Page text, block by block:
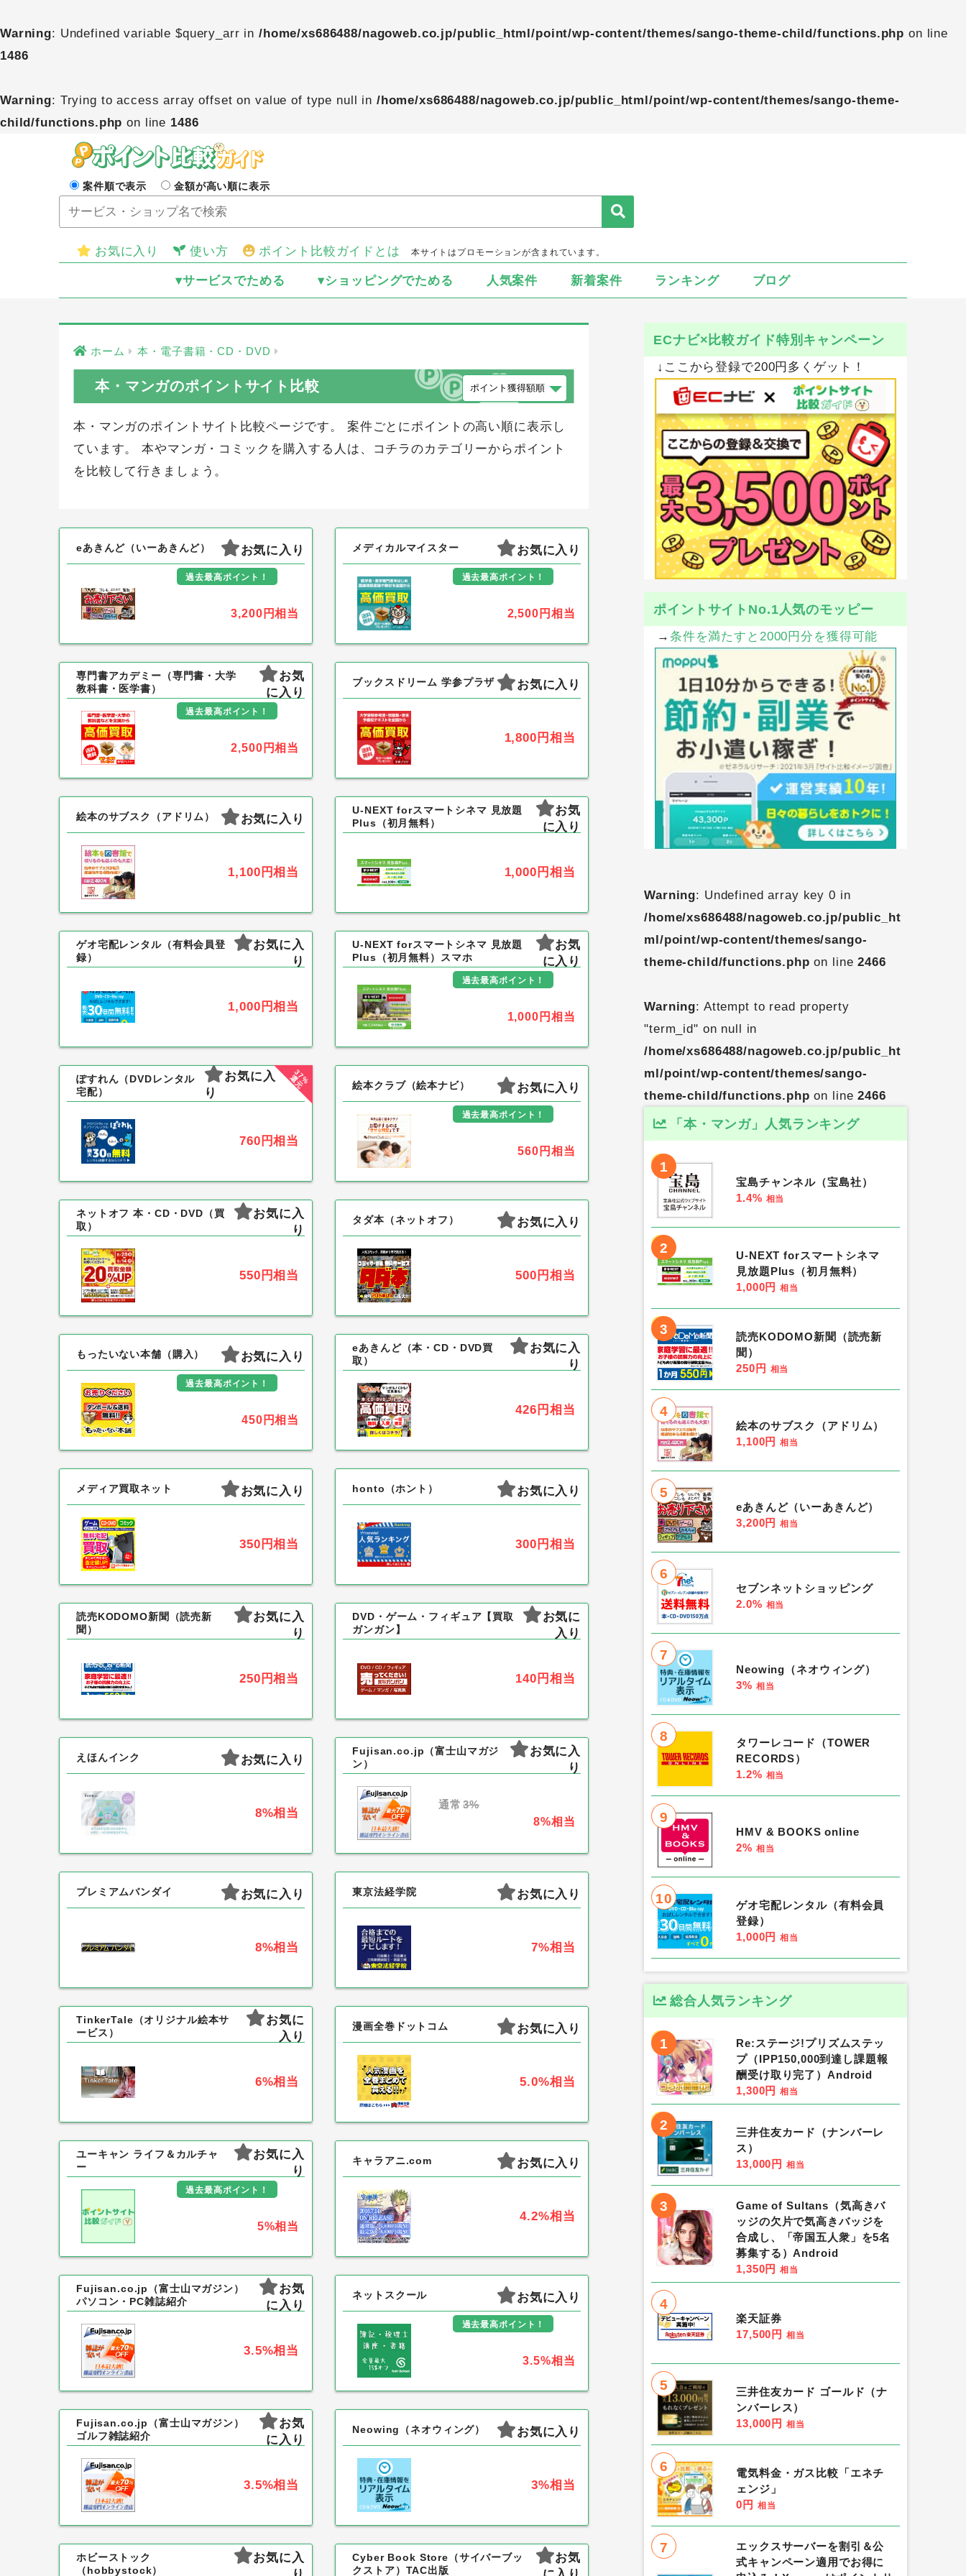
Warning: Undefined variable $query_arr in /home/xs686488/nagoweb.co.jp/public_html/point/wp-content/themes/sango-theme-child/functions.php on line
1486
Warning: Trying to access array offset on value of type null in /home/xs686488/nagoweb.co.jp/public_html/point/wp-content/themes/sango-theme-
child/functions.php on line 1486
案件順で表示 金額が高い順に表示
お気に入り 使い方 ポイント比較ガイドとは 本サイトはプロモーションが含まれています。
▾サービスでためる ▾ショッピングでためる 人気案件 新着案件 ランキング ブログ
ホーム 本・電子書籍・CD・DVD
本・マンガのポイントサイト比較
本・マンガのポイントサイト比較ページです。 案件ごとにポイントの高い順に表示し
ています。 本やマンガ・コミックを購入する人は、コチラのカテゴリーからポイント
を比較して行きましょう。
eあきんど（いーあきんど） お気に入り
過去最高ポイント！
3,200円相当
メディカルマイスター お気に入り
過去最高ポイント！
2,500円 相当
専門書アカデミー（専門書・大学
教科書・医学書）
お気
に入り
過去最高ポイント！
2,500円相当
ブックスドリーム 学参プラザ お気に入り
1,800円 相当
絵本のサブスク（アドリム） お気に入り
1,100円相当
U-NEXT forスマートシネマ 見放題
Plus（初月無料）
お気
に入り
1,000円 相当
ゲオ宅配レンタル（有料会員登
録）
お気に入
り
1,000円相当
U-NEXT forスマートシネマ 見放題
Plus（初月無料）スマホ
お気
に入り
過去最高ポイント！
1,000円 相当
37%
還元
ぽすれん（DVDレンタル
宅配）
お気に入
り
760円相当
絵本クラブ（絵本ナビ） お気に入り
過去最高ポイント！
560円 相当
ネットオフ 本・CD・DVD（買
取）
お気に入
り
550円相当
タダ本（ネットオフ） お気に入り
500円 相当
もったいない本舗（購入） お気に入り
過去最高ポイント！
450円相当
eあきんど（本・CD・DVD買
取）
お気に入
り
426円 相当
メディア買取ネット お気に入り
350円相当
honto（ホント） お気に入り
300円 相当
読売KODOMO新聞（読売新
聞）
お気に入
り
250円相当
DVD・ゲーム・フィギュア【買取
ガンガン】
お気に
入り
140円 相当
えほんインク お気に入り
8%相当
Fujisan.co.jp（富士山マガジ
ン）
お気に入
り
通常 3%
8%相当
プレミアムバンダイ お気に入り
8%相当
東京法経学院 お気に入り
7%相当
TinkerTale（オリジナル絵本サ
ービス）
お気に
入り
6%相当
漫画全巻ドットコム お気に入り
5.0%相当
ユーキャン ライフ＆カルチャ
ー
お気に入
り
過去最高ポイント！
5%相当
キャラアニ.com お気に入り
4.2%相当
Fujisan.co.jp（富士山マガジン）
パソコン・PC雑誌紹介
お気
に入り
3.5%相当
ネットスクール お気に入り
過去最高ポイント！
3.5%相当
Fujisan.co.jp（富士山マガジン）
ゴルフ雑誌紹介
お気
に入り
3.5%相当
Neowing（ネオウィング） お気に入り
3%相当
ホビーストック
（hobbystock）
お気に入
Cyber Book Store（サイバーブッ
クストア）TAC出版
お気
ECナビ×比較ガイド特別キャンペーン
↓ここから登録で200円多くゲット！
ポイントサイトNo.1人気のモッピー
→ 条件を満たすと2000円分を獲得可能
Warning: Undefined array key 0 in
/home/xs686488/nagoweb.co.jp/public_ht
ml/point/wp-content/themes/sango-
theme-child/functions.php on line2466
Warning: Attempt to read property
"term_id" on null in
/home/xs686488/nagoweb.co.jp/public_ht
ml/point/wp-content/themes/sango-
theme-child/functions.php on line2466
「本・マンガ」人気ランキング
1
宝島チャンネル（宝島社）
1.4% 相当
2
U-NEXT forスマートシネマ
見放題Plus（初月無料）
1,000円 相当
3
読売KODOMO新聞（読売新
聞）
250円 相当
4
絵本のサブスク（アドリム）
1,100円 相当
5
eあきんど（いーあきんど）
3,200円 相当
6
セブンネットショッピング
2.0% 相当
7
Neowing（ネオウィング）
3% 相当
8
タワーレコード（TOWER
RECORDS）
1.2% 相当
9
HMV & BOOKS online
2% 相当
10
ゲオ宅配レンタル（有料会員
登録）
1,000円 相当
総合人気ランキング
1
Re:ステージ!プリズムステッ
プ（IPP150,000到達し課題報
酬受け取り完了）Android
1,300円 相当
2
三井住友カード（ナンバーレ
ス）
13,000円 相当
3
Game of Sultans（気高きバ
ッジの欠片で気高きバッジを
合成し、「帝国五人衆」を5名
募集する）Android
1,350円 相当
4
楽天証券
17,500円 相当
5
三井住友カード ゴールド（ナ
ンバーレス）
13,000円 相当
6
電気料金・ガス比較「エネチ
ェンジ」
0円 相当
7
エックスサーバーを割引＆公
式キャンペーン適用でお得に